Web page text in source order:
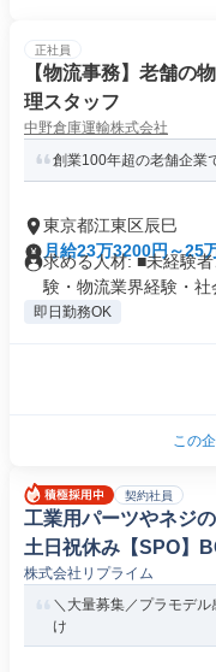
正社員
【物流事務】老舗の
理スタッフ
中野倉庫運輸株式会社
創業100年超の老舗企業
東京都江東区辰巳
月給23万3200円～25
求める人材: ■未経験
験・物流業界経験・社
即日勤務OK
この
契約社員
工業用パーツやネジ
土日祝休み【SPO】
株式会社リプライム
＼大量募集／プラモデ
け